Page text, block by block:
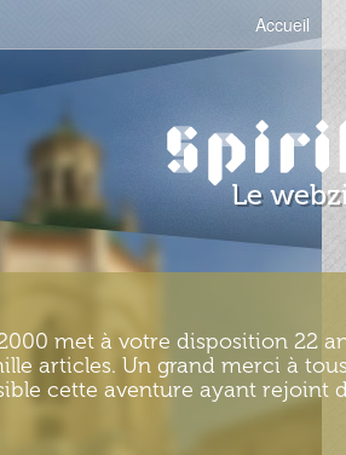
Accueil
met à votre disposition 22
articles. Un grand merci à
cette aventure ayant rejoint